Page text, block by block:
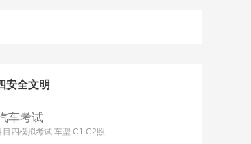
安全文明
车考试
目四模拟考试 车型 C1 C2照